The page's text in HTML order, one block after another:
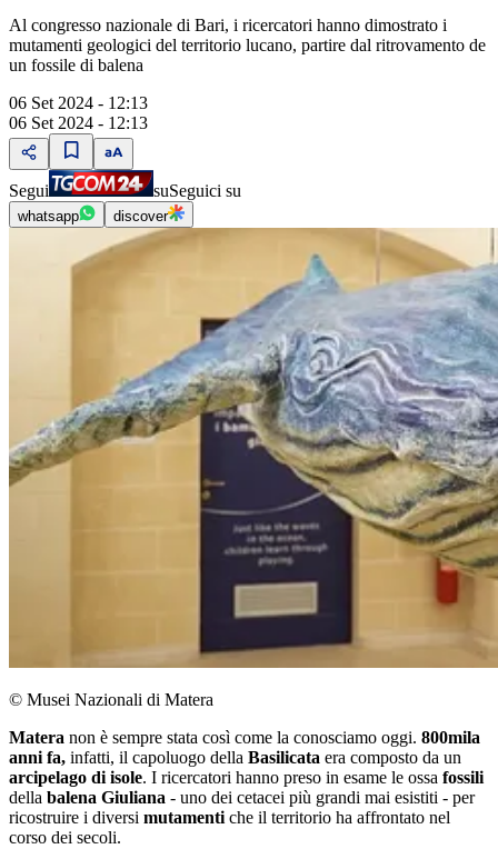
Al congresso nazionale di Bari, i ricercatori hanno dimostrato i
mutamenti geologici del territorio lucano, partire dal ritrovamento de
un fossile di balena
06 Set 2024 - 12:13
06 Set 2024 - 12:13
Segui suSeguici su
whatsapp discover
© Musei Nazionali di Matera
Matera non è sempre stata così come la conosciamo oggi. 800mila
anni fa, infatti, il capoluogo della Basilicata era composto da un
arcipelago di isole. I ricercatori hanno preso in esame le ossa fossili
della balena Giuliana - uno dei cetacei più grandi mai esistiti - per
ricostruire i diversi mutamenti che il territorio ha affrontato nel
corso dei secoli.